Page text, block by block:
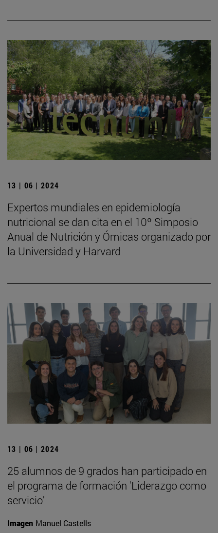
13 | 06 | 2024
Expertos mundiales en epidemiología
nutricional se dan cita en el 10º Simposio
Anual de Nutrición y Ómicas organizado por
la Universidad y Harvard
13 | 06 | 2024
25 alumnos de 9 grados han participado en
el programa de formación 'Liderazgo como
servicio'
Imagen Manuel Castells